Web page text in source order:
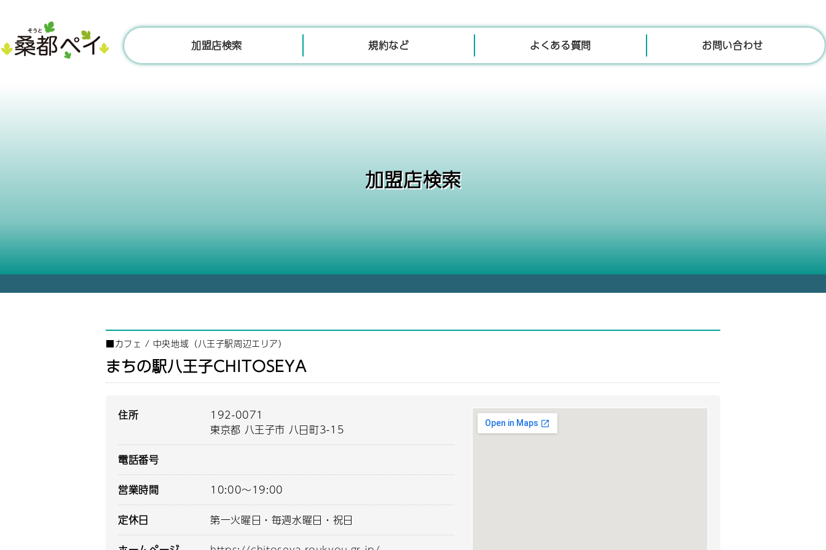
ン
加盟店検索 規約など よくある質問 お問い合わせ
加盟店検索
■カフェ / 中央地域（八王子駅周辺エリア）
まちの駅八王子CHITOSEYA
住所
192-0071
東京都 八王子市 八日町3-15
電話番号
営業時間
10:00～19:00
定休日
第一火曜日・毎週水曜日・祝日